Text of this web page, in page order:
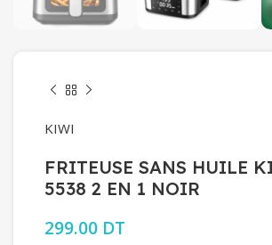
KIWI
FRITEUSE SANS HUILE
5538 2 EN 1 NOIR
299.00 DT